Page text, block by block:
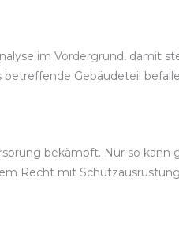
im Vordergrund, damit
Gebäudeteil
bekämpft. Nur so
Recht mit